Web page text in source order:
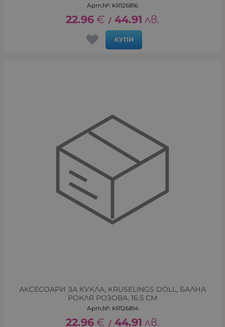
Арт.№: KR126816
22.96 € / 44.91 лв.
КУПИ
АКСЕСОАРИ ЗА КУКЛА, KRUSELINGS DOLL, БАЛНА
РОКЛЯ РОЗОВА, 16.5 СМ
Арт.№: KR126814
22.96 € / 44.91 лв.